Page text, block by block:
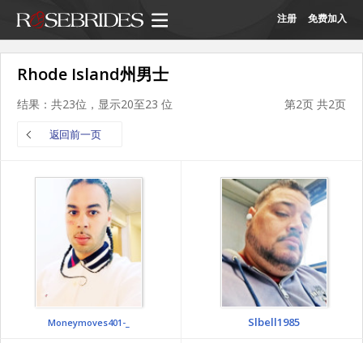
注册 免费加入
Rhode Island州男士
返回前一页
第2页 共2页
结果：共23位，显示20至23 位
Moneymoves401-_
Slbell1985